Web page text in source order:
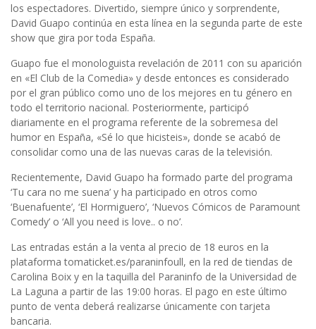
los espectadores. Divertido, siempre único y sorprendente,
David Guapo continúa en esta línea en la segunda parte de este
show que gira por toda España.
Guapo fue el monologuista revelación de 2011 con su aparición
en «El Club de la Comedia» y desde entonces es considerado
por el gran público como uno de los mejores en tu género en
todo el territorio nacional. Posteriormente, participó
diariamente en el programa referente de la sobremesa del
humor en España, «Sé lo que hicisteis», donde se acabó de
consolidar como una de las nuevas caras de la televisión.
Recientemente, David Guapo ha formado parte del programa
‘Tu cara no me suena’ y ha participado en otros como
‘Buenafuente’, ‘El Hormiguero’, ‘Nuevos Cómicos de Paramount
Comedy’ o ‘All you need is love.. o no’.
Las entradas están a la venta al precio de 18 euros en la
plataforma tomaticket.es/paraninfoull, en la red de tiendas de
Carolina Boix y en la taquilla del Paraninfo de la Universidad de
La Laguna a partir de las 19:00 horas. El pago en este último
punto de venta deberá realizarse únicamente con tarjeta
bancaria.